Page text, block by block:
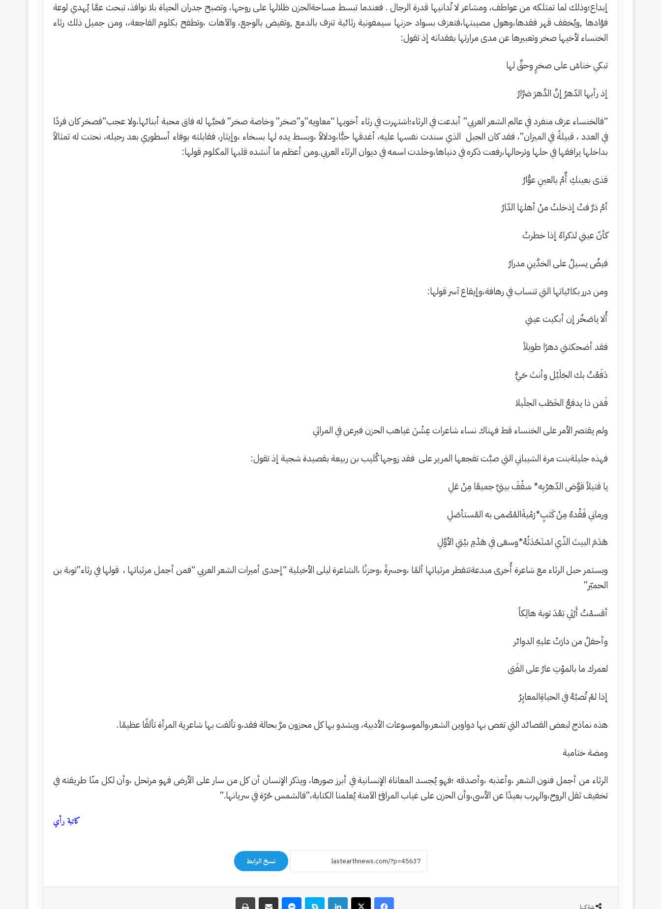
إبداع؛وذلك لما تمتلكه من عواطف، ومشاعر لا تُدانيها قدرة الرجال . فعندما تبسط مساحةالحزن ظلالها على روحها، وتصبح جدران الحياة بلا نوافذ، تبحث عمَّا يُهدي لوعة
فؤادها ,ويُخفف قهر فقدها،وهول مصيبتها،فتعزف بسواد حزنها سيمفونية رثائية تنزف بالدمع ,وتفيض بالوجع، والآهات ،وتطفح بكلوم الفاجعة،، ومن جميل ذلك رثاء
الخنساء لأخيها صخر وتعبيرها عن مدى مرارتها بفقدانه إذ تقول:
تبكي خناسُ على صخرٍ وحقَّ لها
إذ رأبها الدّهرُ إنَّ الدَّهرَ ضرَّارُ
“فالخنساء عزف منفرد في عالم الشعر العربي” أبدعت في الرثاء؛اشتهرت في رثاء أخويها “معاويه”و”صخر” وخاصة صخر” فحبَّها له فاق محبة أبنائها،ولا عجب”فصخر كان فردًا
في العدد ، قبيلةً في الميزان”، فقد كان الجبل الذي سندت نفسها عليه، أغدقها حبُّا،ودلالاً ،وبسط يده لها بسخاء ،وإيثار، فقابلته بوفاء أسطوري بعد رحيله، نحتت له تمثالاً
بداخلها يرافقها في حلها وترحالها،رفعت ذكره في دنياها،وخلدت اسمه في ديوان الرثاء العربي.ومن أعظم ما أنشده قلبها المكلوم قولها:
قذى بعينكِ أٌمْ بالعينِ عوُّارُ
أمْ ذرَّ فتْ إذخلتْ منْ أهلهَا الدّارُ
كأنّ عيني لذكراهُ إذا خطرتْ
فيضُ يسيلُ على الخدَّينِ مدرارُ
ومن درر بكائياتها التي تنساب في رهافة،وإيقاع آسر قولها:
أُلا ياصَخُر إن أبكيت عيني
فقد أضحكتني دهرًا طويلاً
دَفَعْتُ بك الجَلَيْل وأنتَ حَيُّ
فَمَن ذا يدفعُ الخَطَب الجلَيلا
ولم يقتصر الأمر على الخنساء قط فهناك نساء شاعرات عِشْنَ غياهب الحزن فبرعن في المراثي
فهذه جليلةبنت مرة الشيباني التي صبَّت تفجعها المرير على فقد زوجها كُليب بن ربيعة بقصيدة شجية إذ تقول:
يا قتيلاً قوَّض الدّهرُبِه* سَقْفَ بيتيَّ جميعًا مِنْ عَلِ
ورماني فَقْدهُ مِنْ كَثبٍ*رَمْيةَالمُصْمى به المُستأصَلِ
هَدَمَ البيتَ الذّي اسْتَحْدَثْهُ*وسعَى في هَدْمِ بيْتي الأوَّلِ
ويستمر حبل الرثاء مع شاعرة أُخرى مبدعةتتقطر مرثياتها ألمًا ،وحسرةً ،وحزنًا ،الشاعرة ليلى الأخيلية “إحدى أميرات الشعر العربي “فمن أجمل مرثياتها ، قولها في رثاء”توبة بن
الحميّر”
أقسمْتُ أَرْثي بَعْدَ توبة هالِكاً
وأحفلُ من دارَتْ عليهِ الدوائر
لعمرك ما بالموْتِ عارُ على الفَتى
إذا لمْ تُصبْهُ في الحياةِالمعايِرُ
هذه نماذج لبعض القصائد التي تغص بها دواوين الشعر،والموسوعات الأدبية، ويشدو بها كل محزون مرَّ بحالة فقد،و تألقت بها شاعرية المرأة تألقًا عظيمًا.
ومضة ختامية
الرثاء من أجمل فنون الشعر ،وأعذبه ،وأصدقه ؛فهو يُجسد المعاناة الإنسانية في أبرز صورها، ويذكر الإنسان أن كل من سار على الأرض فهو مرتحل ،وأن لكل منّا طريقته في
تخفيف ثقل الروح،والهرب بعيدًا عن الأسى،وأن الحزن على غياب المرافئ الآمنة يُعلمنا الكتابة،”فالشمس حُرّة في سريانها.”
كاتبة رأي
نسخ الرابط
شاركها
فيسبوك‫X لينكدإن سكايب ماسنجر مشاركة عبر البريد طباعة